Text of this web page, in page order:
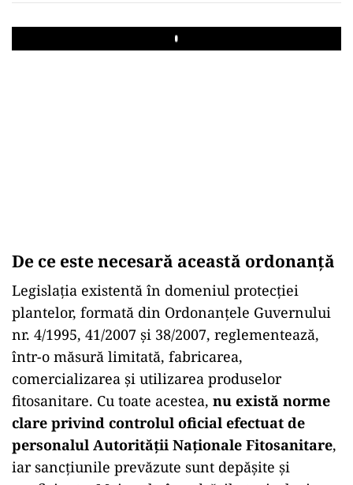
Play
De ce este necesară această ordonanță
Legislația existentă în domeniul protecției
plantelor, formată din Ordonanțele Guvernului
nr. 4/1995, 41/2007 și 38/2007, reglementează,
într-o măsură limitată, fabricarea,
comercializarea și utilizarea produselor
fitosanitare. Cu toate acestea, nu există norme
clare privind controlul oficial efectuat de
personalul Autorității Naționale Fitosanitare,
iar sancțiunile prevăzute sunt depășite și